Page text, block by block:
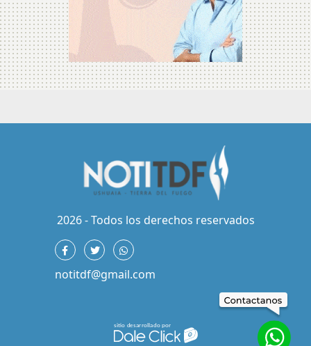
2026 - Todos los derechos reservados
notitdf@gmail.com